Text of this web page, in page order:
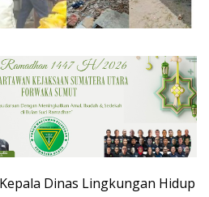
Dinas Lingkungan Hidup